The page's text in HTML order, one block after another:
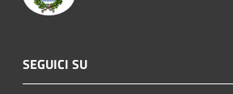
SEGUICI SU